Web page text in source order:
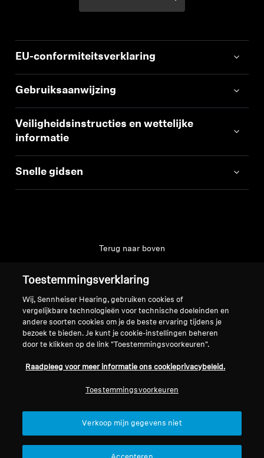
EU-conformiteitsverklaring
Gebruiksaanwijzing
Veiligheidsinstructies en wettelijke
informatie
Snelle gidsen
Support
Terug naar boven
Juridische kennisgeving
Herroep overeenkomst
Wereldwijd privacybeleid
voor online verkoop aan
consumenten
Beleid voor gecoördineerde
openbaarmaking van
Ons bedrijf
Over ons
Perscontacten
Sennheiser Consumer
Toestemmingsverklaring
Wij, Sennheiser Hearing, gebruiken cookies of
vergelijkbare technologieën voor technische doeleinden en
andere soorten cookies om je de beste ervaring tijdens je
bezoek te bieden. Je kunt je cookie-instellingen beheren
door te klikken op de link "Toestemmingsvoorkeuren".
Raadpleeg voor meer informatie ons cookieprivacybeleid.
Toestemmingsvoorkeuren
Verkoop mijn gegevens niet